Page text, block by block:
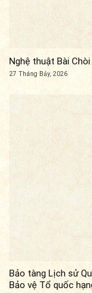
Nghệ thuật Bài Chòi
27 Tháng Bảy, 2026
Bảo tàng Lịch sử
Bảo vệ Tổ quốc